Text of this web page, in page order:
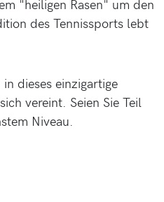
"heiligen Rasen" um den
des Tennissports lebt
dieses einzigartige
vereint. Seien Sie Teil
Niveau.